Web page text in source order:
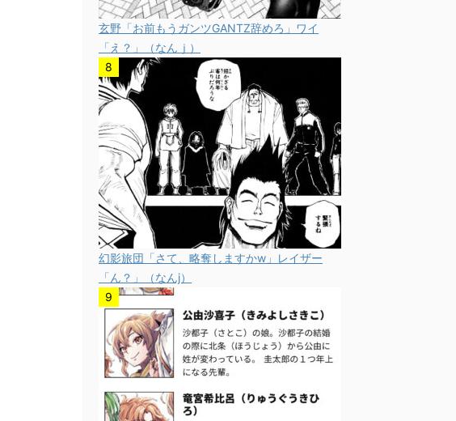
玄野「お前もうガンツGANTZ辞めろ」ワイ
「え？」（なんｊ）
幻影旅団「さて、略奪しますかw」レイザー
「ん？」（なんj）